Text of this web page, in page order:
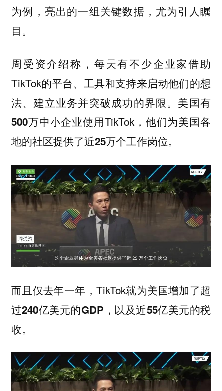
为例，亮出的一组关键数据，尤为引人瞩
目。
周受资介绍称，每天有不少企业家借助
TikTok的平台、工具和支持来启动他们的想
法、建立业务并突破成功的界限。美国有
500万中小企业使用TikTok，他们为美国各
地的社区提供了近25万个工作岗位。
而且仅去年一年，TikTok就为美国增加了超
过240亿美元的GDP ，以及近55亿美元的税
收。